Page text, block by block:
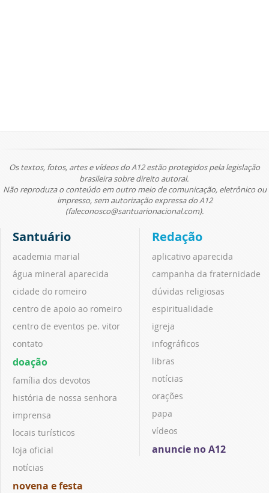
Os textos, fotos, artes e vídeos do A12 estão protegidos pela legislação
brasileira sobre direito autoral.
Não reproduza o conteúdo em outro meio de comunicação, eletrônico ou
impresso, sem autorização expressa do A12
(faleconosco@santuarionacional.com).
Santuário
academia marial
água mineral aparecida
cidade do romeiro
centro de apoio ao romeiro
centro de eventos pe. vitor
contato
doação
família dos devotos
história de nossa senhora
imprensa
locais turísticos
loja oficial
notícias
novena e festa
Redação
aplicativo aparecida
campanha da fraternidade
dúvidas religiosas
espiritualidade
igreja
infográficos
libras
notícias
orações
papa
vídeos
anuncie no A12